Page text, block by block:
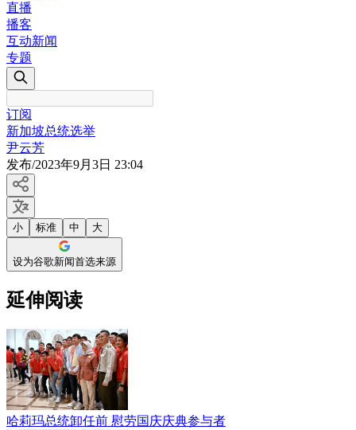
直播
播客
互动新闻
专题
订阅
新加坡总统选举
尹云芳
发布/2023年9月3日 23:04
小 标准 中 大
设为谷歌新闻首选来源
延伸阅读
哈莉玛总统卸任前 慰劳国庆庆典参与者